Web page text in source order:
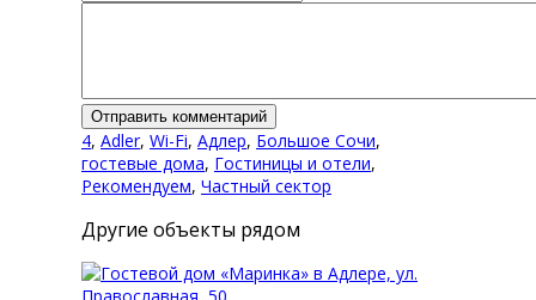
4, Adler, Wi-Fi, Адлер, Большое Сочи,
гостевые дома, Гостиницы и отели,
Рекомендуем, Частный сектор
Другие объекты рядом